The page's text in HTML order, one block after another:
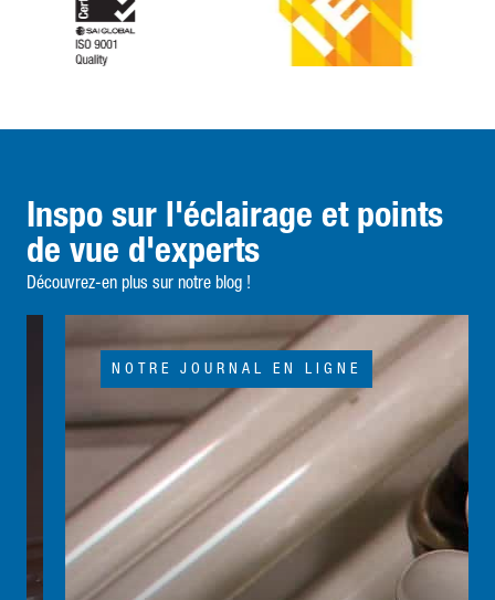
Inspo sur l'éclairage et points
de vue d'experts
Découvrez-en plus sur notre blog !
NOTRE JOURNAL EN LIGNE